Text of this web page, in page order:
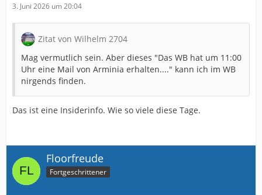
3. Juni 2026 um 20:04
Zitat von Wilhelm 2704
Mag vermutlich sein. Aber dieses "Das WB hat um 11:00
Uhr eine Mail von Arminia erhalten...." kann ich im WB
nirgends finden.
Das ist eine Insiderinfo. Wie so viele diese Tage.
Floorfreude
Fortgeschrittener